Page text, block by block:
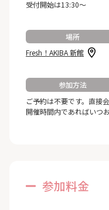
受付開始は13:30～
場所
Fresh！AKIBA 新館
参加方法
ご予約は不要です。直接
開催時間内であればいつ
参加料金